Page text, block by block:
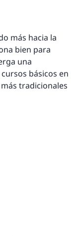
más hacia la
bien para
una
básicos en
tradicionales